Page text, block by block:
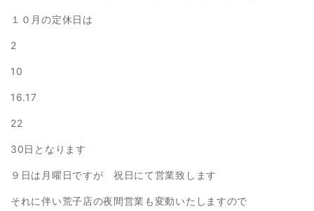
１０月の定休日は
2
10
16.17
22
30日となります
９日は月曜日ですが 祝日にて営業致します
それに伴い荒子店の夜間営業も変動いたしますので